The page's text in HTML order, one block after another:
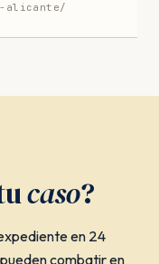
alicante/
caso?
en 24
combatir en